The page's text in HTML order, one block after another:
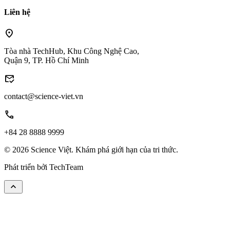
Liên hệ
location_on
Tòa nhà TechHub, Khu Công Nghệ Cao,
Quận 9, TP. Hồ Chí Minh
mark_email_read
contact@science-viet.vn
call
+84 28 8888 9999
© 2026 Science Việt. Khám phá giới hạn của tri thức.
Phát triển bởi TechTeam
keyboard_arrow_up